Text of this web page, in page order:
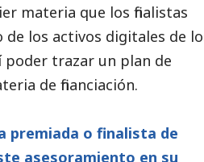
materia que los finalistas
los activos digitales de
poder trazar un plan de
de financiación.
premiada o finalista de
asesoramiento en su